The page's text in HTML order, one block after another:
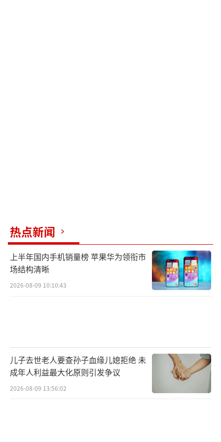
热点新闻
上半年国内手机销量榜 苹果华为领衔市
场结构清晰
2026-08-09 10:10:43
儿子去世老人要查孙子血缘儿媳拒绝 未
成年人利益最大化原则引发争议
2026-08-09 13:56:02